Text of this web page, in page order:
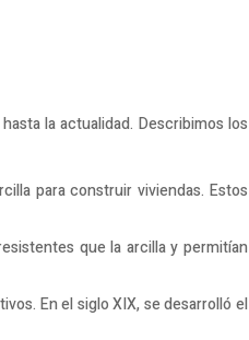
la actualidad. Describimos los
para construir viviendas. Estos
que la arcilla y permitían
En el siglo XIX, se desarrolló el